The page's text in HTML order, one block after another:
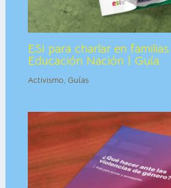
ESI para charlar en
Educación Nación | Guía
Activismo, Guías